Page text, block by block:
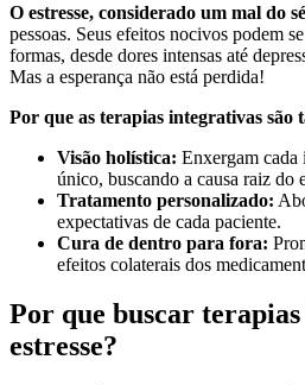
O estresse, considerado um mal do
pessoas. Seus efeitos nocivos podem
formas, desde dores intensas até
Mas a esperança não está perdida!
Por que as terapias integrativas são
Visão holística: Enxergam
único, buscando a causa raiz do
Tratamento personalizado:
expectativas de cada paciente.
Cura de dentro para fora:
efeitos colaterais dos
Por que buscar
estresse?